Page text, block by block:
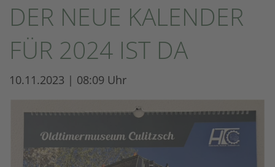
DER NEUE KALENDER
FÜR 2024 IST DA
10.11.2023 | 08:09 Uhr